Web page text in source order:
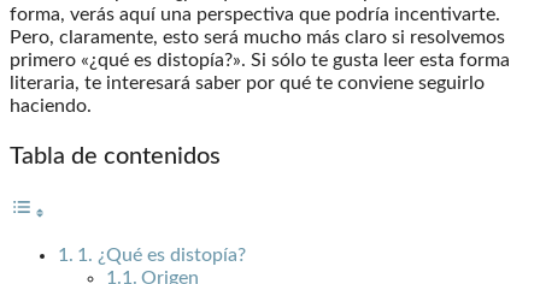
forma, verás aquí una perspectiva que podría incentivarte.
Pero, claramente, esto será mucho más claro si resolvemos
primero «¿qué es distopía?». Si sólo te gusta leer esta forma
literaria, te interesará saber por qué te conviene seguirlo
haciendo.
Tabla de contenidos
1. ¿Qué es distopía?
Origen